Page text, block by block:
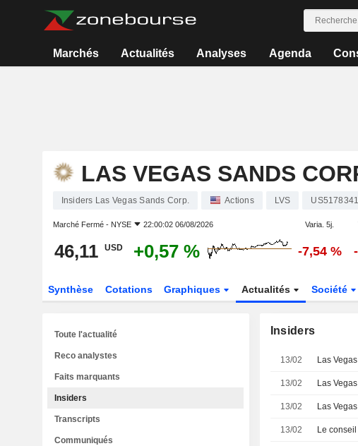
Marchés Actualités Analyses Agenda
LAS VEGAS SANDS
Insiders Las Vegas Sands Corp. Actions LVS
Marché Fermé - NYSE 22:00:02 06/08/2026 Varia. 5j.
46,11 USD +0,57 % -7,54 %
Synthèse Cotations Graphiques Actualités Société
Insiders
13/02 Las
13/02 Las
13/02
13/02
Toute l'actualité
Reco analystes
Faits marquants
Insiders
Transcripts
Communiqués